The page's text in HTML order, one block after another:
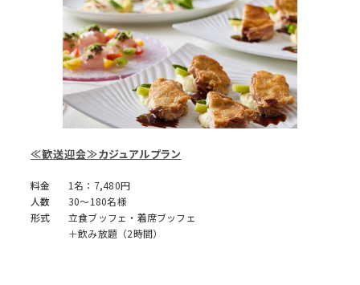
≪歓送迎会≫カジュアルプラン
料金
1名：7,480円
人数
30～180名様
形式
立食ブッフェ・着席ブッフェ
＋飲み放題（2時間）